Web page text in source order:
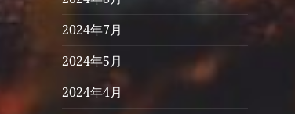
2024年7月
2024年5月
2024年4月